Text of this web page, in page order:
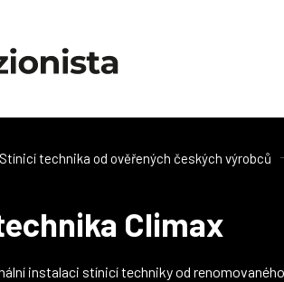
Stínicí technika od ověřených českých výrobců
Climax
instalaci stínicí techniky od